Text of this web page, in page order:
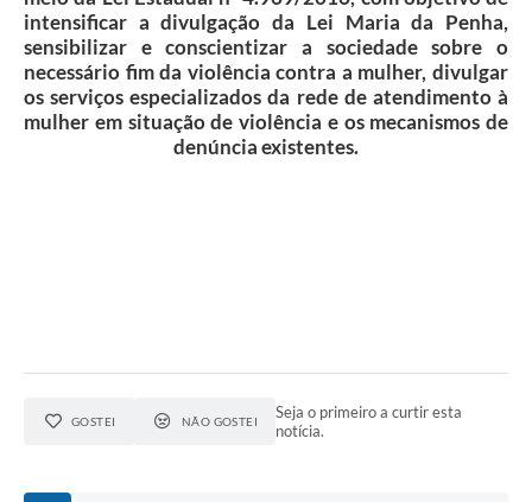
intensificar a divulgação da Lei Maria da Penha,
sensibilizar e conscientizar a sociedade sobre o
necessário fim da violência contra a mulher, divulgar
os serviços especializados da rede de atendimento à
mulher em situação de violência e os mecanismos de
denúncia existentes.
GOSTEI NÃO GOSTEI
Seja o primeiro a curtir esta
notícia.